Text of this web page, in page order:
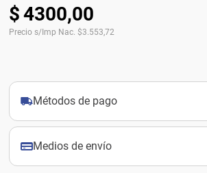
$4300,00
Precio s/Imp Nac. $3.553,72
Métodos de pago
Medios de envío